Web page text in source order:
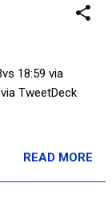
18:59 via
TweetDeck
READ MORE